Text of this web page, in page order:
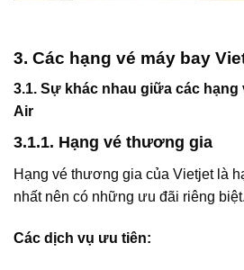
3. Các hạng vé máy bay
3.1. Sự khác nhau giữa các hạng
Air
3.1.1. Hạng vé thương gia
Hạng vé thương gia của Vietjet là
nhất nên có những ưu đãi riêng biệt.
Các dịch vụ ưu tiên: